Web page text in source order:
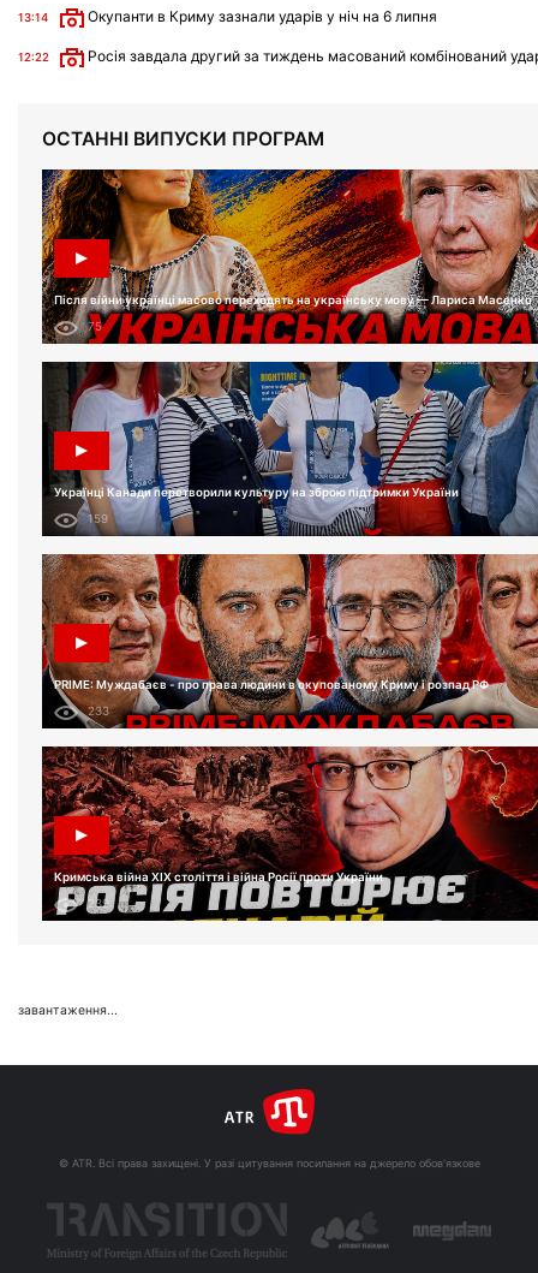
13:14 Окупанти в Криму зазнали ударів у ніч на 6 липня
12:22 Росія завдала другий за тиждень масований комбінований
ОСТАННІ ВИПУСКИ ПРОГРАМ
Після війни українці масово переходять на українську мову — Лариса Масенко
75
Українці Канади перетворили культуру на зброю підтримки України
159
PRIME: Муждабаєв - про права людини в окупованому Криму і розпад РФ
233
Кримська війна XIX століття і війна Росії проти України
239
завантаження...
© ATR. Всі права захищені. У разі цитування посилання на джерело обов'язкове